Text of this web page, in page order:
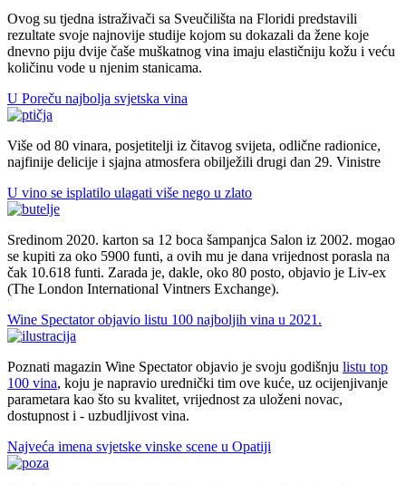
Ovog su tjedna istraživači sa Sveučilišta na Floridi predstavili
rezultate svoje najnovije studije kojom su dokazali da žene koje
dnevno piju dvije čaše muškatnog vina imaju elastičniju kožu i veću
količinu vode u njenim stanicama.
U Poreču najbolja svjetska vina
Više od 80 vinara, posjetitelji iz čitavog svijeta, odlične radionice,
najfinije delicije i sjajna atmosfera obilježili drugi dan 29. Vinistre
U vino se isplatilo ulagati više nego u zlato
Sredinom 2020. karton sa 12 boca šampanjca Salon iz 2002. mogao
se kupiti za oko 5900 funti, a ovih mu je dana vrijednost porasla na
čak 10.618 funti. Zarada je, dakle, oko 80 posto, objavio je Liv-ex
(The London International Vintners Exchange).
Wine Spectator objavio listu 100 najboljih vina u 2021.
Poznati magazin Wine Spectator objavio je svoju godišnju listu top
100 vina, koju je napravio urednički tim ove kuće, uz ocijenjivanje
parametara kao što su kvalitet, vrijednost za uloženi novac,
dostupnost i - uzbudljivost vina.
Najveća imena svjetske vinske scene u Opatiji